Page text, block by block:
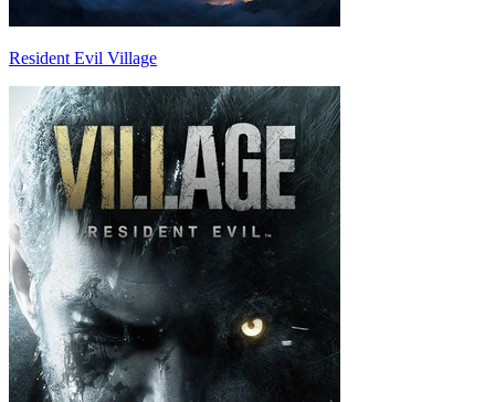
Resident Evil Village